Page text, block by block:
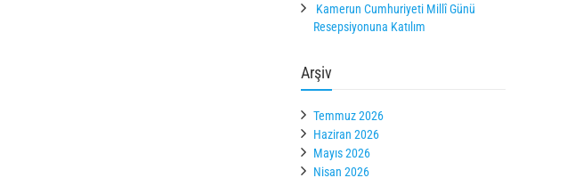
Kamerun Cumhuriyeti Millî Günü
Resepsiyonuna Katılım
Arşiv
Temmuz 2026
Haziran 2026
Mayıs 2026
Nisan 2026